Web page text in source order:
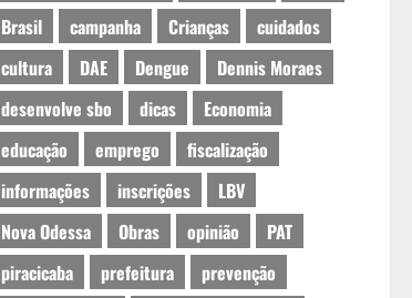
Brasil
campanha Crianças
cuidados
cultura
DAE Dengue
Dennis Moraes
desenvolve sbo
dicas
Economia
educação
emprego
fiscalização
informações
inscrições
LBV
Nova Odessa
Obras opinião
PAT
piracicaba
prefeitura
prevenção